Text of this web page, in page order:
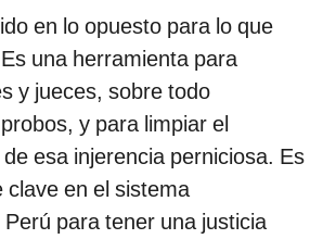
en lo opuesto para lo que
una herramienta para
y jueces, sobre todo
y para limpiar el
esa injerencia perniciosa. Es
clave en el sistema
para tener una justicia